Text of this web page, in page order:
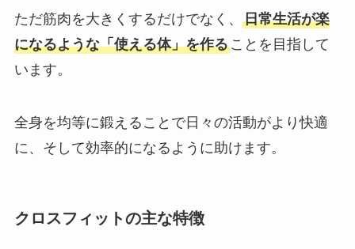
ただ筋肉を大きくするだけでなく、 日常生活が楽
になるような「使える体」を作ることを目指して
います。
全身を均等に鍛えることで日々の活動がより快適
に、そして効率的になるように助けます。
クロスフィットの主な特徴